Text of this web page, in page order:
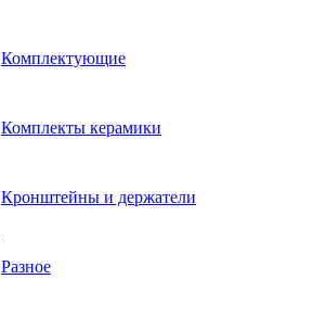
Комплектующие
Комплекты керамики
Кронштейны и держатели
Разное